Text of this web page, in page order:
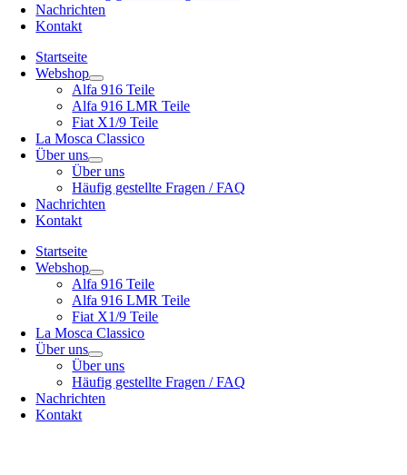
Nachrichten
Kontakt
Startseite
Webshop
Alfa 916 Teile
Alfa 916 LMR Teile
Fiat X1/9 Teile
La Mosca Classico
Über uns
Über uns
Häufig gestellte Fragen / FAQ
Nachrichten
Kontakt
Startseite
Webshop
Alfa 916 Teile
Alfa 916 LMR Teile
Fiat X1/9 Teile
La Mosca Classico
Über uns
Über uns
Häufig gestellte Fragen / FAQ
Nachrichten
Kontakt